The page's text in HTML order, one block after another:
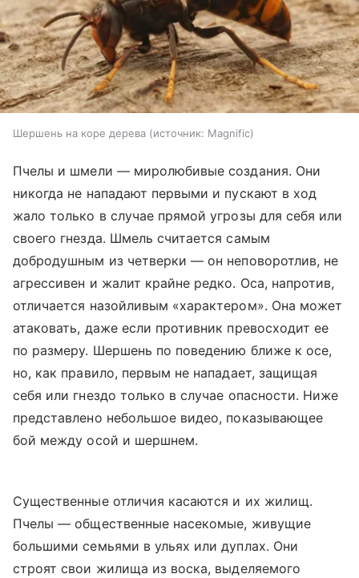
Шершень на коре дерева источник: Magnific
Пчелы и шмели — миролюбивые создания. Они
никогда не нападают первыми и пускают в ход
жало только в случае прямой угрозы для себя или
своего гнезда. Шмель считается самым
добродушным из четверки — он неповоротлив, не
агрессивен и жалит крайне редко. Оса, напротив,
отличается назойливым «характером». Она может
атаковать, даже если противник превосходит ее
по размеру. Шершень по поведению ближе к осе,
но, как правило, первым не нападает, защищая
себя или гнездо только в случае опасности. Ниже
представлено небольшое видео, показывающее
бой между осой и шершнем.
Существенные отличия касаются и их жилищ.
Пчелы — общественные насекомые, живущие
большими семьями в ульях или дуплах. Они
строят свои жилища из воска, выделяемого